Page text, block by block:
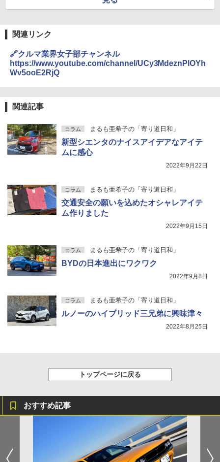
関連リンク
🔗クルマ業界女子部チャンネル
https://www.youtube.com/channel/UCy3MdeznPlOYh
Wv5ooE2RjQ
関連記事
コラム まるも亜希子の「寄り道日和」
新型シエンタのナイスアイデアなアイテ
ムに感心
2022年9月22日
コラム まるも亜希子の「寄り道日和」
交通安全の願いを込めたオシャレアイテ
ム作りました
2022年9月15日
コラム まるも亜希子の「寄り道日和」
BYDの日本進出にワクワク
2022年9月8日
コラム まるも亜希子の「寄り道日和」
ルノーのハイブリッド三兄弟に興味津々
2022年8月25日
トップページに戻る
おすすめ記事